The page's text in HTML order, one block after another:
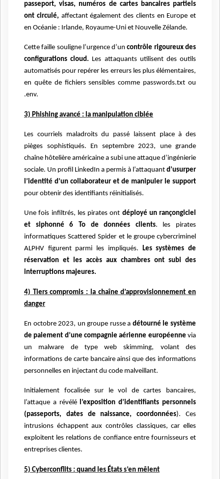
passeport, visas, numéros de cartes bancaires partiels
ont circulé, affectant également des clients en Europe et
en Océanie : Irlande, Royaume-Uni et Nouvelle Zélande.
Cette faille souligne l’urgence d’uncontrôle rigoureux des
configurations cloud. Les attaquants utilisent des outils
automatisés pour repérer les erreurs les plus élémentaires,
en quête de fichiers sensibles comme passwords.txt ou
.env.
3) Phishing avancé : la manipulation ciblée
Les courriels maladroits du passé laissent place à des
pièges sophistiqués. En septembre 2023, une grande
chaîne hôtelière américaine a subi une attaque d’ingénierie
sociale. Un profil LinkedIn a permis à l’attaquant d’usurper
l’identité d’un collaborateur et de manipuler le support
pour obtenir des identifiants réinitialisés.
Une fois infiltrés, les pirates ont déployé un rançongiciel
et siphonné 6 To de données clients. les pirates
informatiques Scattered Spider et le groupe cybercriminel
ALPHV figurent parmi les impliqués. Les systèmes de
réservation et les accès aux chambres ont subi des
interruptions majeures.
4) Tiers compromis : la chaîne d’approvisionnement en
danger
En octobre 2023, un groupe russe a détourné le système
de paiement d’une compagnie aérienne européenne via
un malware de type web skimming, volant des
informations de carte bancaire ainsi que des informations
personnelles en injectant du code malveillant.
Initialement focalisée sur le vol de cartes bancaires,
l’attaque a révélé l’exposition d’identifiants personnels
(passeports, dates de naissance, coordonnées). Ces
intrusions échappent aux contrôles classiques, car elles
exploitent les relations de confiance entre fournisseurs et
entreprises clientes.
5) Cyberconflits : quand les États s’en mêlent